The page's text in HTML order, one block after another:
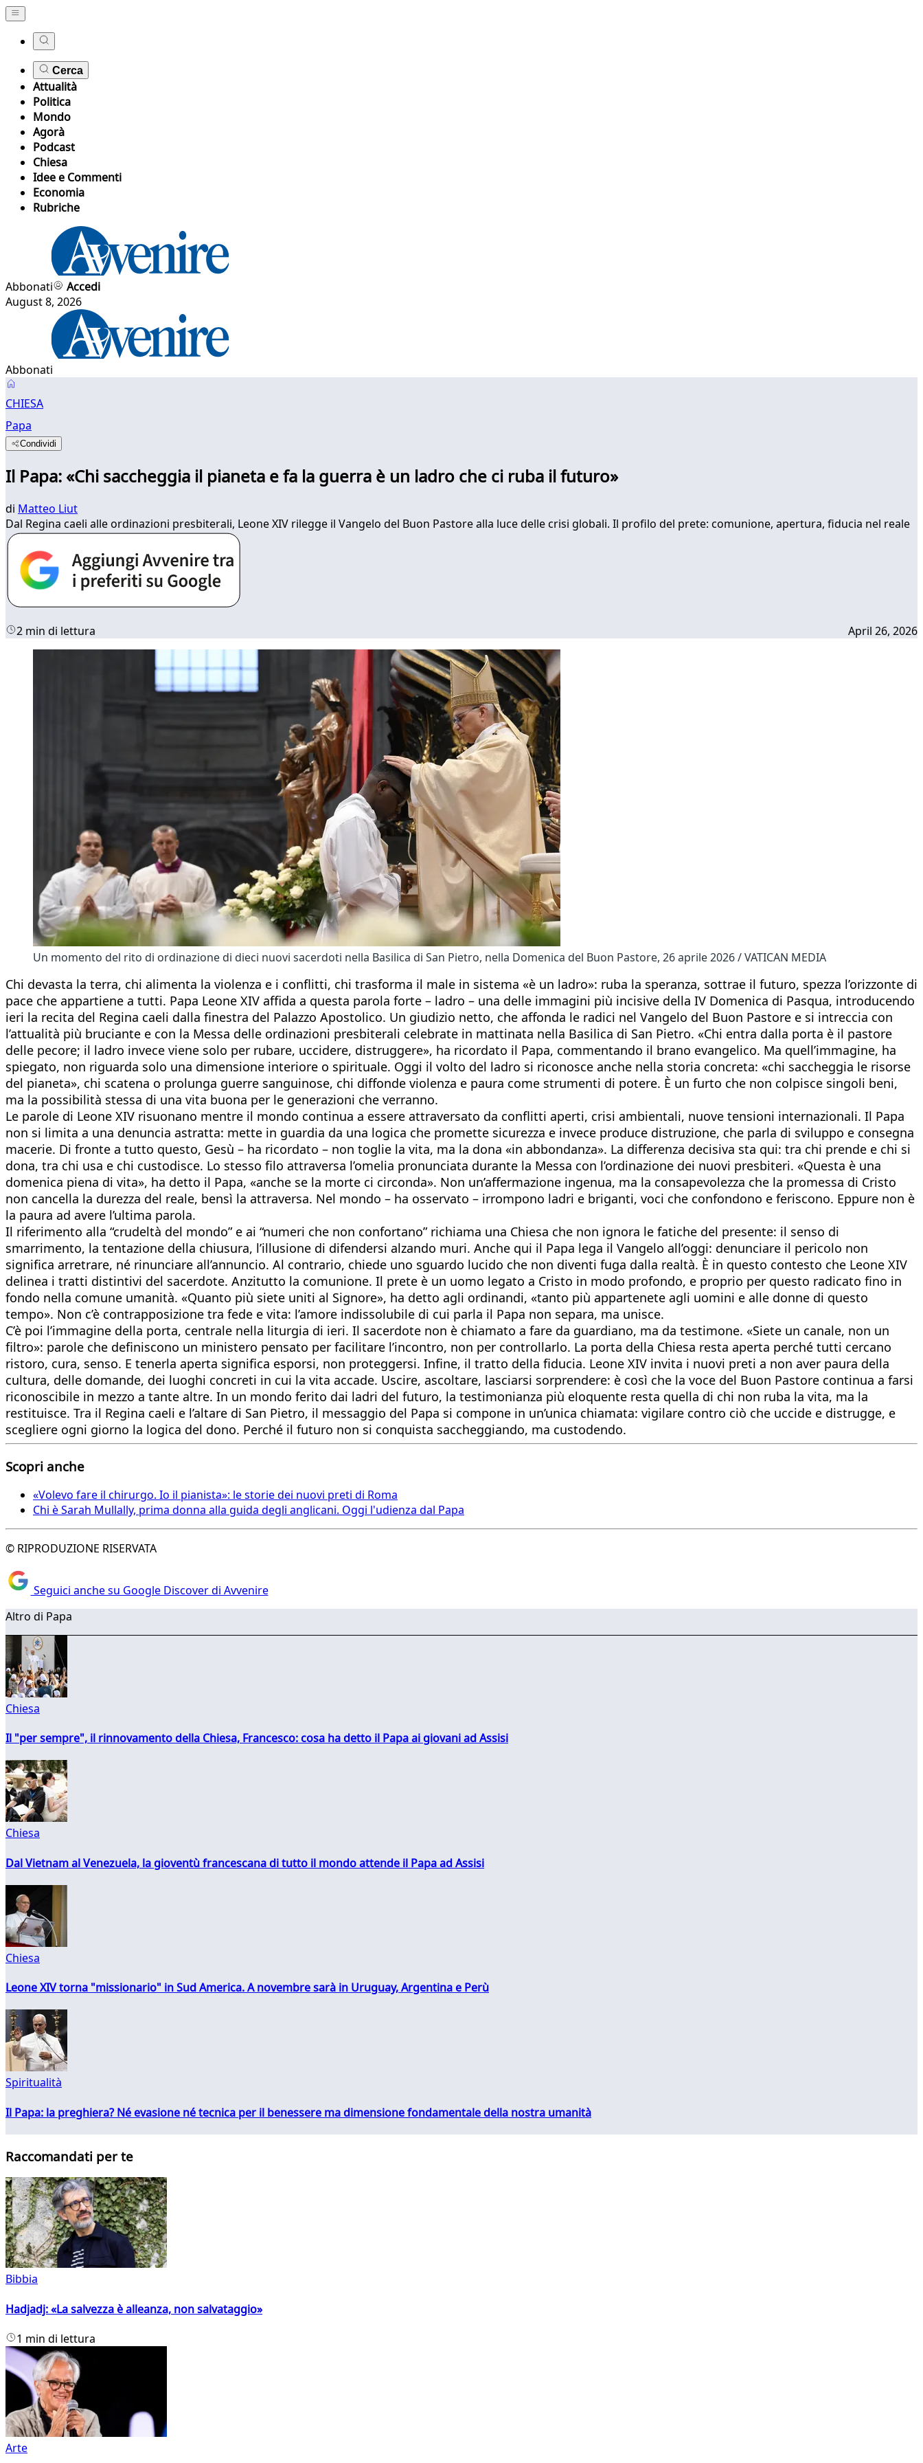
Cerca
Attualità
Politica
Mondo
Agorà
Podcast
Chiesa
Idee e Commenti
Economia
Rubriche
Abbonati
Accedi
August 8, 2026
Abbonati
CHIESA
Papa
Condividi
Il Papa: «Chi saccheggia il pianeta e fa la guerra è un ladro che ci ruba il futuro»
di Matteo Liut
Dal Regina caeli alle ordinazioni presbiterali, Leone XIV rilegge il Vangelo del Buon Pastore alla luce delle crisi globali. Il profilo del prete: comunione, apertura, fiducia nel reale
2 min di lettura April 26, 2026
Un momento del rito di ordinazione di dieci nuovi sacerdoti nella Basilica di San Pietro, nella Domenica del Buon Pastore, 26 aprile 2026 / VATICAN MEDIA
Chi devasta la terra, chi alimenta la violenza e i conflitti, chi trasforma il male in sistema «è un ladro»: ruba la speranza, sottrae il futuro, spezza l’orizzonte di
pace che appartiene a tutti. Papa Leone XIV affida a questa parola forte – ladro – una delle immagini più incisive della IV Domenica di Pasqua, introducendo
ieri la recita del Regina caeli dalla finestra del Palazzo Apostolico. Un giudizio netto, che affonda le radici nel Vangelo del Buon Pastore e si intreccia con
l’attualità più bruciante e con la Messa delle ordinazioni presbiterali celebrate in mattinata nella Basilica di San Pietro. «Chi entra dalla porta è il pastore
delle pecore; il ladro invece viene solo per rubare, uccidere, distruggere», ha ricordato il Papa, commentando il brano evangelico. Ma quell’immagine, ha
spiegato, non riguarda solo una dimensione interiore o spirituale. Oggi il volto del ladro si riconosce anche nella storia concreta: «chi saccheggia le risorse
del pianeta», chi scatena o prolunga guerre sanguinose, chi diffonde violenza e paura come strumenti di potere. È un furto che non colpisce singoli beni,
ma la possibilità stessa di una vita buona per le generazioni che verranno.
Le parole di Leone XIV risuonano mentre il mondo continua a essere attraversato da conflitti aperti, crisi ambientali, nuove tensioni internazionali. Il Papa
non si limita a una denuncia astratta: mette in guardia da una logica che promette sicurezza e invece produce distruzione, che parla di sviluppo e consegna
macerie. Di fronte a tutto questo, Gesù – ha ricordato – non toglie la vita, ma la dona «in abbondanza». La differenza decisiva sta qui: tra chi prende e chi si
dona, tra chi usa e chi custodisce. Lo stesso filo attraversa l’omelia pronunciata durante la Messa con l’ordinazione dei nuovi presbiteri. «Questa è una
domenica piena di vita», ha detto il Papa, «anche se la morte ci circonda». Non un’affermazione ingenua, ma la consapevolezza che la promessa di Cristo
non cancella la durezza del reale, bensì la attraversa. Nel mondo – ha osservato – irrompono ladri e briganti, voci che confondono e feriscono. Eppure non è
la paura ad avere l’ultima parola.
Il riferimento alla “crudeltà del mondo” e ai “numeri che non confortano” richiama una Chiesa che non ignora le fatiche del presente: il senso di
smarrimento, la tentazione della chiusura, l’illusione di difendersi alzando muri. Anche qui il Papa lega il Vangelo all’oggi: denunciare il pericolo non
significa arretrare, né rinunciare all’annuncio. Al contrario, chiede uno sguardo lucido che non diventi fuga dalla realtà. È in questo contesto che Leone XIV
deline­a i tratti distintivi del sacerdote. Anzitutto la comunione. Il prete è un uomo legato a Cristo in modo profondo, e proprio per questo radicato fino in
fondo nella comune umanità. «Quanto più siete uniti al Signore», ha detto agli ordinandi, «tanto più appartenete agli uomini e alle donne di questo
tempo». Non c’è contrapposizione tra fede e vita: l’amore indissolubile di cui parla il Papa non separa, ma unisce.
C’è poi l’immagine della porta, centrale nella liturgia di ieri. Il sacerdote non è chiamato a fare da guardiano, ma da testimone. «Siete un canale, non un
filtro»: parole che definiscono un ministero pensato per facilitare l’incontro, non per controllarlo. La porta della Chiesa resta aperta perché tutti cercano
ristoro, cura, senso. E tenerla aperta significa esporsi, non proteggersi. Infine, il tratto della fiducia. Leone XIV invita i nuovi preti a non aver paura della
cultura, delle domande, dei luoghi concreti in cui la vita accade. Uscire, ascoltare, lasciarsi sorprendere: è così che la voce del Buon Pastore continua a farsi
riconoscibile in mezzo a tante altre. In un mondo ferito dai ladri del futuro, la testimonianza più eloquente resta quella di chi non ruba la vita, ma la
restituisce. Tra il Regina caeli e l’altare di San Pietro, il messaggio del Papa si compone in un’unica chiamata: vigilare contro ciò che uccide e distrugge, e
scegliere ogni giorno la logica del dono. Perché il futuro non si conquista saccheggiando, ma custodendo.
Scopri anche
«Volevo fare il chirurgo. Io il pianista»: le storie dei nuovi preti di Roma
Chi è Sarah Mullally, prima donna alla guida degli anglicani. Oggi l'udienza dal Papa
© RIPRODUZIONE RISERVATA
Seguici anche su Google Discover di Avvenire
Altro di Papa
Chiesa
Il "per sempre", il rinnovamento della Chiesa, Francesco: cosa ha detto il Papa ai giovani ad Assisi
Chiesa
Dal Vietnam al Venezuela, la gioventù francescana di tutto il mondo attende il Papa ad Assisi
Chiesa
Leone XIV torna "missionario" in Sud America. A novembre sarà in Uruguay, Argentina e Perù
Spiritualità
Il Papa: la preghiera? Né evasione né tecnica per il benessere ma dimensione fondamentale della nostra umanità
Raccomandati per te
Bibbia
Hadjadj: «La salvezza è alleanza, non salvataggio»
1 min di lettura
Arte